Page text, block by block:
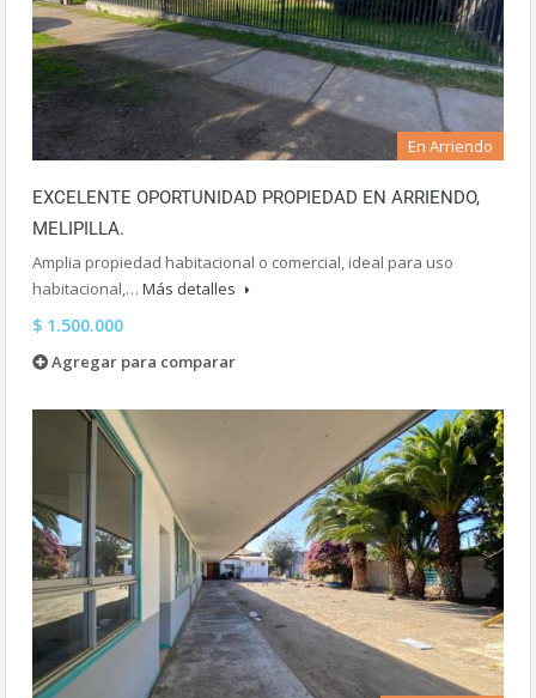
En Arriendo
EXCELENTE OPORTUNIDAD PROPIEDAD EN ARRIENDO,
MELIPILLA.
Amplia propiedad habitacional o comercial, ideal para uso
habitacional,… Más detalles
$ 1.500.000
Agregar para comparar